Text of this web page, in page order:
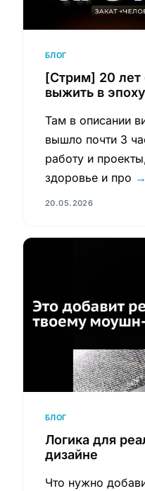
БЛОГ
[Стрим] 20 лет
выжить в
Там в описании
вышло почти 3
работу и
здоровье и про →
20.05.2026
БЛОГ
Логика для
дизайне
Что нужно